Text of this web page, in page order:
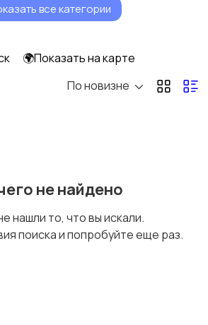
Другие
все категории
🌍Показать на карте
По новизне
не найдено
нашли то, что вы искали.
поиска и попробуйте еще раз.